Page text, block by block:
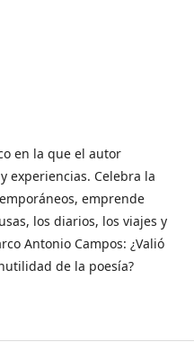
en la que el autor
experiencias. Celebra la
emprende
los diarios, los viajes y
Antonio Campos: ¿Valió
de la poesía?